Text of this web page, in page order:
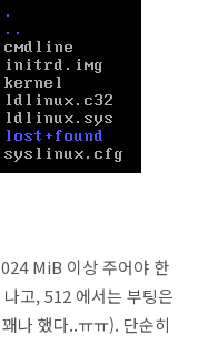
MiB 이상 주어야 한
고, 512 에서는 부팅은
나 했다..ㅠㅠ). 단순히